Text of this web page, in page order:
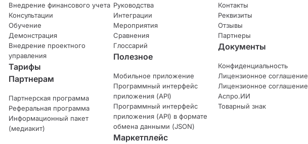
Внедрение финансового учета
Консультации
Обучение
Демонстрация
Внедрение проектного
управления
Тарифы
Партнерам
Партнерская программа
Реферальная программа
Информационный пакет
(медиакит)
Руководства
Интеграции
Мероприятия
Сравнения
Глоссарий
Полезное
Мобильное приложение
Программный интерфейс
приложения (API)
Программный интерфейс
приложения (API) в формате
обмена данными (JSON)
Маркетплейс
Контакты
Реквизиты
Отзывы
Партнеры
Документы
Конфиденциальность
Лицензионное соглашение
Лицензионное соглашение
Аспро.ИИ
Товарный знак